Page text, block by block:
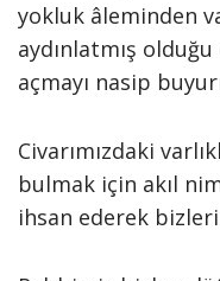
yokluk âleminden
aydınlatmış
açmayı nasip
Civarımızdaki
bulmak için akıl
ihsan ederek